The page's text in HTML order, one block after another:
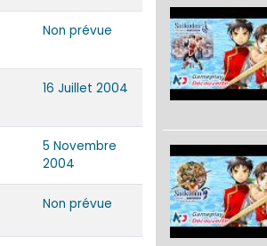
Non prévue
16 Juillet 2004
5 Novembre
2004
Non prévue